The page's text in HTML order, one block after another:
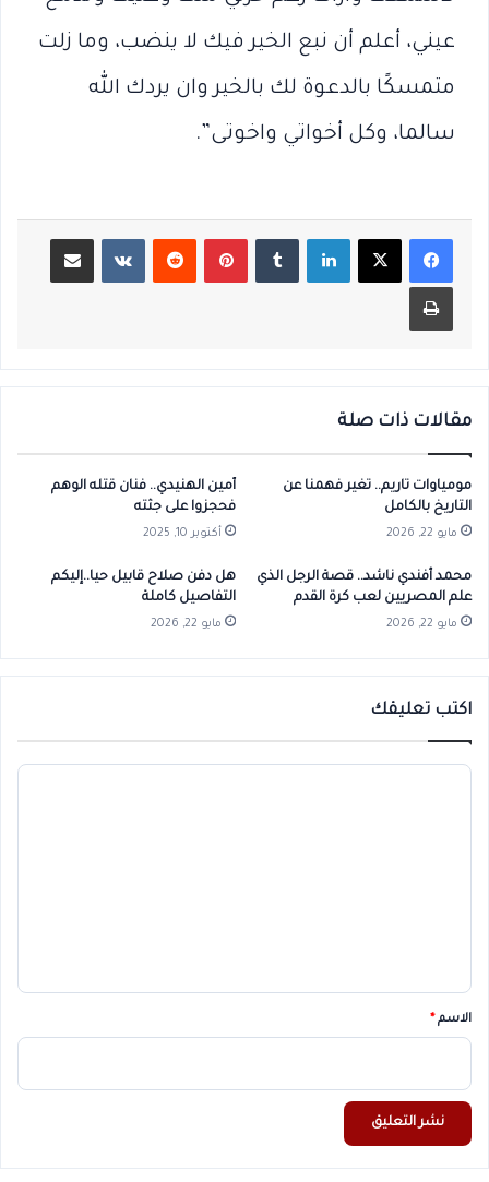
عيني، أعلم أن نبع الخير فيك لا ينضب، وما زلت
متمسكًا بالدعوة لك بالخير وان يردك الله
سالما، وكل أخواتي واخوتى”.
لينكدإن بينتيريست مشاركة عبر البريد
طباعة
مقالات ذات صلة
مومياوات تاريم.. تغير فهمنا عن
التاريخ بالكامل
مايو 22, 2026
أمين الهنيدي.. فنان قتله الوهم
فحجزوا على جثته
أكتوبر 10, 2025
محمد أفندي ناشد.. قصة الرجل الذي
علم المصريين لعب كرة القدم
مايو 22, 2026
هل دفن صلاح قابيل حيا..إليكم
التفاصيل كاملة
مايو 22, 2026
اكتب تعليقك
*
الاسم *